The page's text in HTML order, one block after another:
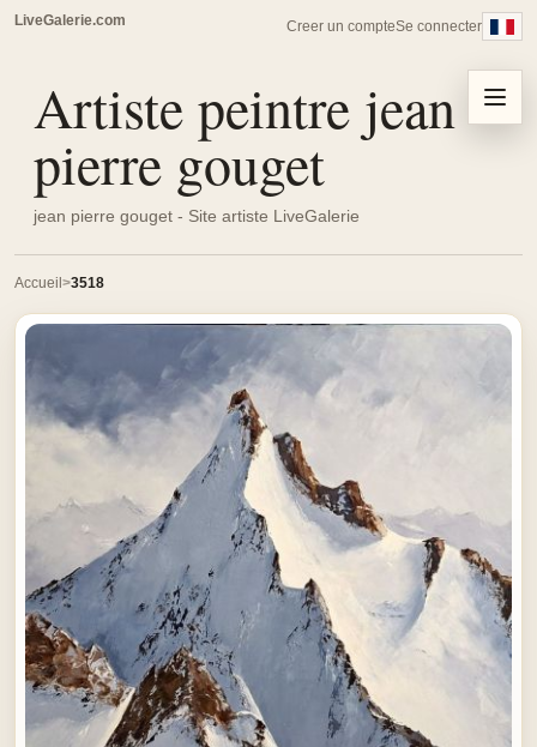
LiveGalerie.com Creer un compteSe connecter
Artiste peintre jean
pierre gouget
jean pierre gouget - Site artiste LiveGalerie
Menu
Accueil 3518